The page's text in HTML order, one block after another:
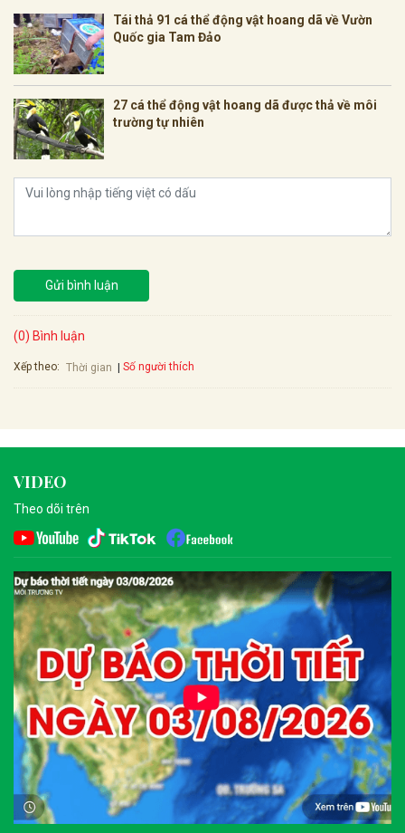
Tái thả 91 cá thể động vật hoang dã về Vườn
Quốc gia Tam Đảo
27 cá thể động vật hoang dã được thả về môi
trường tự nhiên
Gửi bình luận
(0) Bình luận
Xếp theo: Thời gian Số người thích
VIDEO
Theo dõi trên